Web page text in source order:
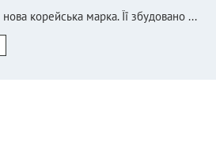
корейська марка. Її збудовано ...